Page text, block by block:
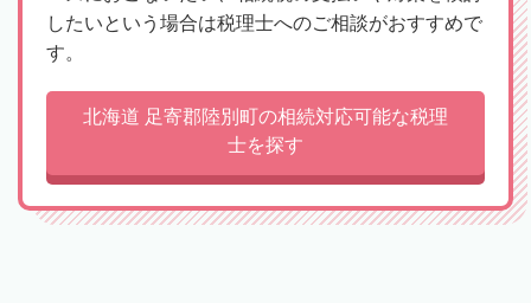
したいという場合は税理士へのご相談がおすすめで
す。
北海道 足寄郡陸別町の相続対応可能な税理
士を探す